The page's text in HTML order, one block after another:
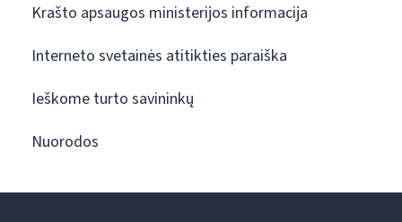
Krašto apsaugos ministerijos informacija
Interneto svetainės atitikties paraiška
Ieškome turto savininkų
Nuorodos